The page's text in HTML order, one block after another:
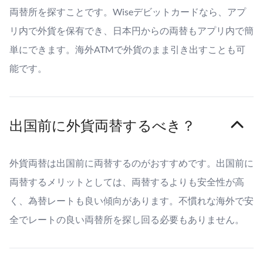
両替所を探すことです。Wiseデビットカードなら、アプ
リ内で外貨を保有でき、日本円からの両替もアプリ内で簡
単にできます。海外ATMで外貨のまま引き出すことも可
能です。
出国前に外貨両替するべき？
外貨両替は出国前に両替するのがおすすめです。出国前に
両替するメリットとしては、両替するよりも安全性が高
く、為替レートも良い傾向があります。不慣れな海外で安
全でレートの良い両替所を探し回る必要もありません。